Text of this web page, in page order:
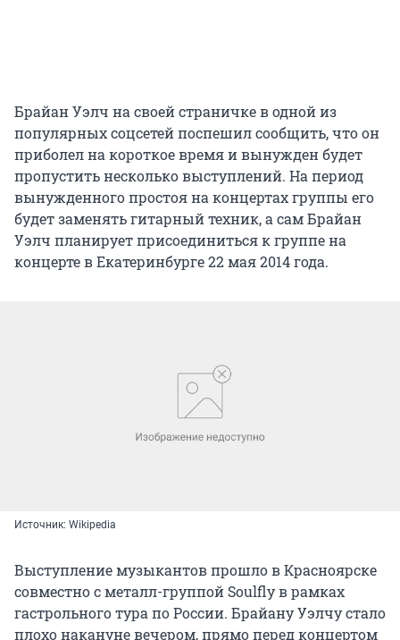
Брайан Уэлч на своей страничке в одной из
популярных соцсетей поспешил сообщить, что он
приболел на короткое время и вынужден будет
пропустить несколько выступлений. На период
вынужденного простоя на концертах группы его
будет заменять гитарный техник, а сам Брайан
Уэлч планирует присоединиться к группе на
концерте в Екатеринбурге 22 мая 2014 года.
Источник: Wikipedia
Выступление музыкантов прошло в Красноярске
совместно с металл-группой Soulfly в рамках
гастрольного тура по России. Брайану Уэлчу стало
плохо накануне вечером, прямо перед концертом